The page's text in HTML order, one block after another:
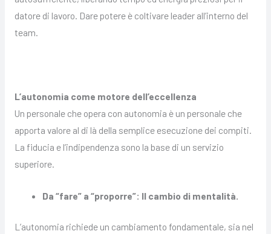
datore di lavoro. Dare potere è coltivare leader all’interno del
team.
L’autonomia come motore dell’eccellenza
Un personale che opera con autonomia è un personale che
apporta valore al di là della semplice esecuzione dei compiti.
La fiducia e l’indipendenza sono la base di un servizio
superiore.
Da “fare” a “proporre”: Il cambio di mentalità.
L’autonomia richiede un cambiamento fondamentale, sia nel